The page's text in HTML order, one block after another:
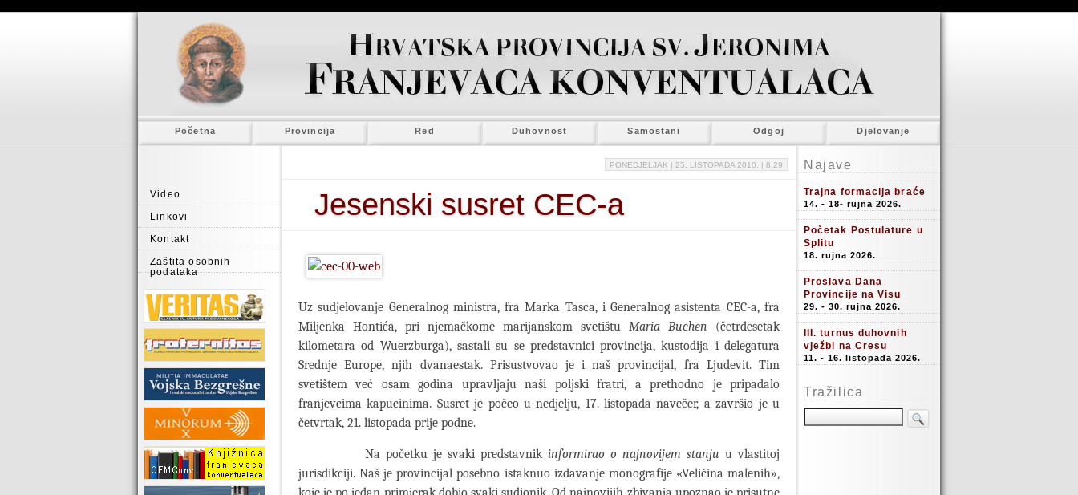
Početna Provincija Red Duhovnost Samostani Odgoj Djelovanje
Video
Linkovi
Kontakt
Zaštita osobnih
podataka
PONEDJELJAK | 25. LISTOPADA 2010. | 8:29
Jesenski susret CEC-a
Uz sudjelovanje Generalnog ministra, fra Marka Tasca, i Generalnog asistenta CEC-a, fra
Miljenka Hontića, pri njemačkome marijanskom svetištu Maria Buchen (četrdesetak
kilometara od Wuerzburga), sastali su se predstavnici provincija, kustodija i delegatura
Srednje Europe, njih dvanaestak. Prisustvovao je i naš provincijal, fra Ljudevit. Tim
svetištem već osam godina upravljaju naši poljski fratri, a prethodno je pripadalo
franjevcima kapucinima. Susret je počeo u nedjelju, 17. listopada navečer, a završio je u
četvrtak, 21. listopada prije podne.
Na početku je svaki predstavnikinformirao o najnovijem stanjuu vlastitoj
jurisdikciji. Naš je provincijal posebno istaknuo izdavanje monografije «Veličina malenih»,
Najave
Trajna formacija braće
14. - 18- rujna 2026.
Početak Postulature u
Splitu
18. rujna 2026.
Proslava Dana
Provincije na Visu
29. - 30. rujna 2026.
III. turnus duhovnih
vježbi na Cresu
11. - 16. listopada 2026.
Tražilica